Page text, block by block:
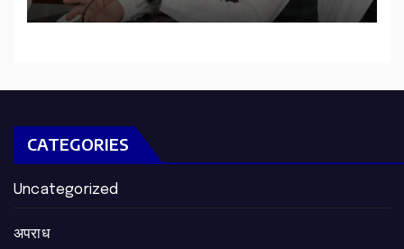
CATEGORIES
Uncategorized
अपराध